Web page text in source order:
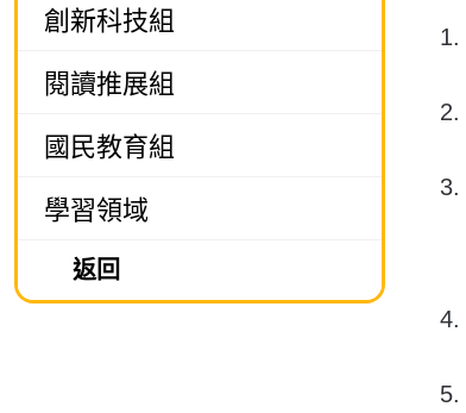
創新科技組
閱讀推展組
國民教育組
學習領域
返回